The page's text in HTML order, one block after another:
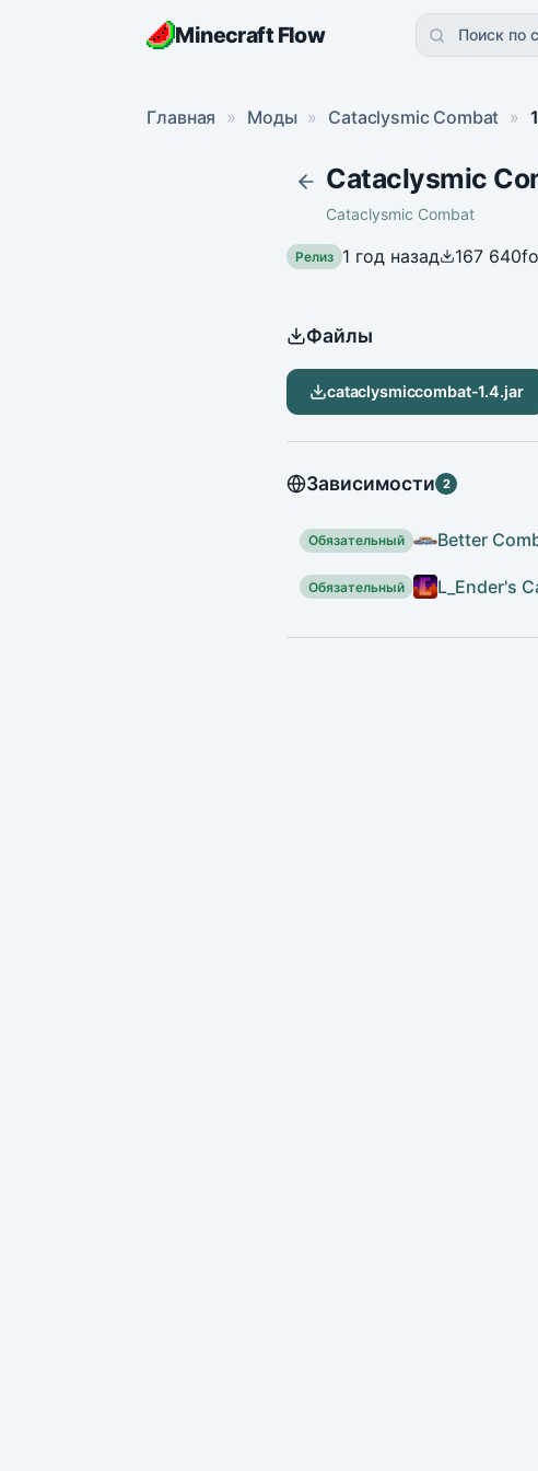
Minecraft Flow Поиск по
Главная » Моды » Cataclysmic Combat »
Cataclysmic
Cataclysmic Combat
Релиз 1 год назад 167 640
Файлы
cataclysmiccombat-1.4.jar
Зависимости 2
Обязательный Better
Обязательный L_Ender's